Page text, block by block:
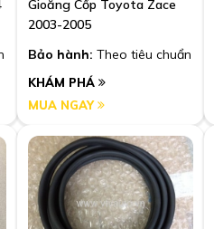
Gioăng Cốp Toyota Zace
2003-2005
Bảo hành: Theo tiêu chuẩn
KHÁM PHÁ
MUA NGAY